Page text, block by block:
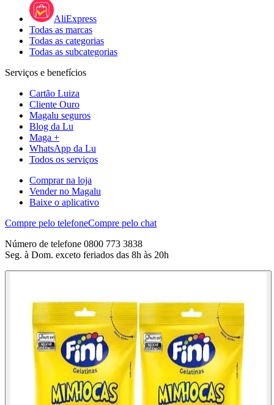
AliExpress
Todas as marcas
Todas as categorias
Todas as subcategorias
Serviços e benefícios
Cartão Luiza
Cliente Ouro
Magalu seguros
Blog da Lu
Maga +
WhatsApp da Lu
Todos os serviços
Comprar na loja
Vender no Magalu
Baixe o aplicativo
Compre pelo telefoneCompre pelo chat
Número de telefone 0800 773 3838
Seg. à Dom. exceto feriados das 8h às 20h